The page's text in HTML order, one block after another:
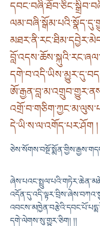
དེ་ཡི་ས་ལ་འགོད་པར་ཤོག །
དགེ་ལེགས་སུ་གྱུར་ཅིག། །།